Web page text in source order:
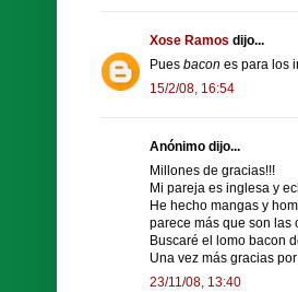
Xose Ramos dijo...
Pues bacon es para los
15/2/08, 16:54
Anónimo dijo...
Millones de gracias!!!
Mi pareja es inglesa y
He hecho mangas y
parece más que son las
Buscaré el lomo bacon
Una vez más gracias
23/11/08, 13:40